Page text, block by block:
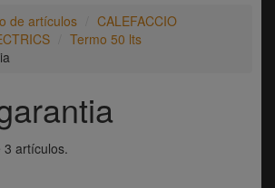
de artículos
CALEFACCIO
Termo 50 lts
3 artículos.